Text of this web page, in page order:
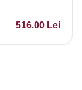
516.00 Lei